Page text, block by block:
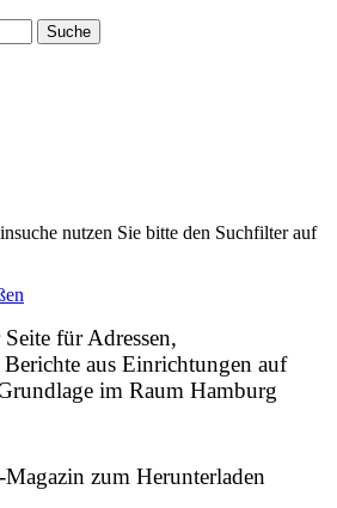
nutzen Sie bitte den Suchfilter auf
für Adressen,
aus Einrichtungen auf
im Raum Hamburg
zum Herunterladen